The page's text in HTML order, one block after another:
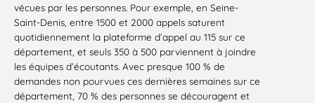
vécues par les personnes. Pour exemple, en Seine-
Saint-Denis, entre 1500 et 2000 appels saturent
quotidiennement la plateforme d’appel au 115 sur ce
département, et seuls 350 à 500 parviennent à joindre
les équipes d’écoutants. Avec presque 100 % de
demandes non pourvues ces dernières semaines sur ce
département, 70 % des personnes se découragent et